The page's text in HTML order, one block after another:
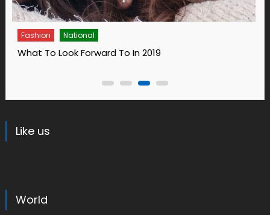
Fashion
14 Ways To Bring Wellness Into Your Life In 2019
Like us
World